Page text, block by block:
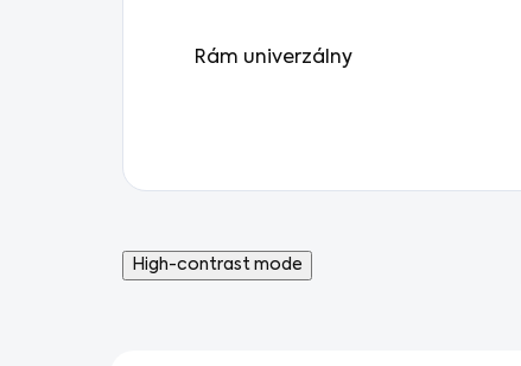
Rám univerzálny
High-contrast mode